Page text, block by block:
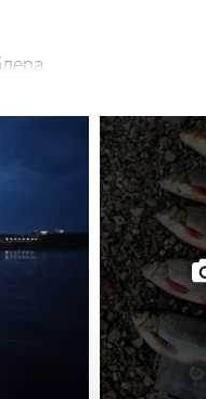
Комары есть. А,
утюг в 100
на охоту. В
по времени